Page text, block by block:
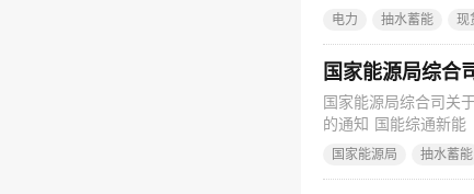
竞争机制形成电量电
电力 抽水蓄能 现
国家能源局综合司关
的通知 国能综通新能
及新疆生产建设兵
国家能源局 抽水蓄能